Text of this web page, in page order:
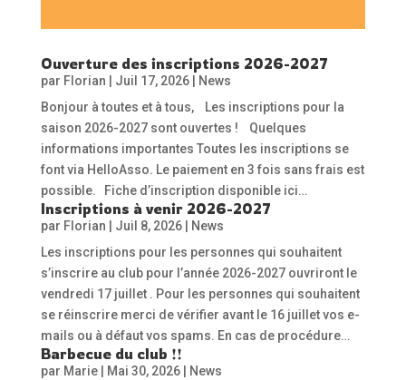
Ouverture des inscriptions 2026-2027
par Florian Juil 17, 2026|
News
Bonjour à toutes et à tous, Les inscriptions pour la
saison 2026-2027 sont ouvertes ! Quelques
informations importantes Toutes les inscriptions se
font via HelloAsso. Le paiement en 3 fois sans frais est
possible. Fiche d’inscription disponible ici…
Inscriptions à venir 2026-2027
par Florian Juil 8, 2026|
News
Les inscriptions pour les personnes qui souhaitent
s’inscrire au club pour l’année 2026-2027 ouvriront le
vendredi 17 juillet . Pour les personnes qui souhaitent
se réinscrire merci de vérifier avant le 16 juillet vos e-
mails ou à défaut vos spams. En cas de procédure…
Barbecue du club !!
par Marie| Mai 30, 2026|
News